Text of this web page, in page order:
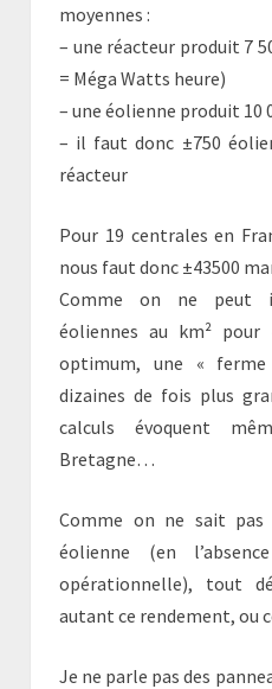
moyennes :
– une réacteur produit 7
= Méga Watts heure)
– une éolienne produit 10
– il faut donc ±750
réacteur
Pour 19 centrales en
nous faut donc ±43500
Comme on ne peut
éoliennes au km²
optimum, une «
dizaines de fois plus
calculs évoquent
Bretagne…
Comme on ne sait pas
éolienne (en
opérationnelle), tout
autant ce rendement, ou
Je ne parle pas des